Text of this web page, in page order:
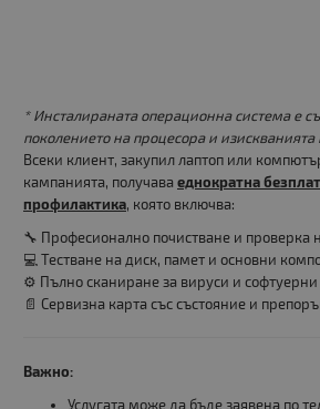
* Инсталираната операционна система е
поколението на процесора и
Всеки клиент, закупил лаптоп или
кампанията, получава еднократна
профилактика, която включва:
🔧 Професионално почистване и проверка
💻 Тестване на диск, памет и основни
⚙️ Пълно сканиране за вируси и
📄 Сервизна карта със състояние и
Важно:
Услугата може да бъде заявена по